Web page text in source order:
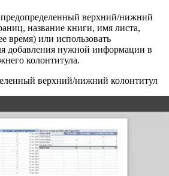
верхний/нижний
название книги, имя листа,
время) или использовать
добавления нужной информации в
колонтитула.
верхний/нижний колонтитул